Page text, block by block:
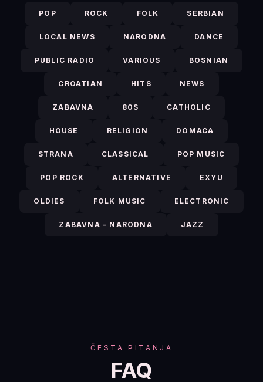
POP ROCK FOLK SERBIAN
LOCAL NEWS NARODNA DANCE
PUBLIC RADIO VARIOUS BOSNIAN
CROATIAN HITS NEWS
ZABAVNA 80S CATHOLIC
HOUSE RELIGION DOMACA
STRANA CLASSICAL POP MUSIC
POP ROCK ALTERNATIVE EXYU
OLDIES FOLK MUSIC ELECTRONIC
ZABAVNA - NARODNA JAZZ
ČESTA PITANJA
FAQ